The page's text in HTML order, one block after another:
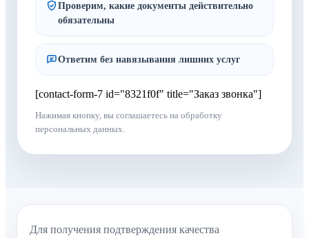
Проверим, какие документы действительно
обязательны
Ответим без навязывания лишних услуг
[contact-form-7 id="8321f0f" title="Заказ звонка"]
Нажимая кнопку, вы соглашаетесь на обработку
персональных данных.
Для получения подтверждения качества